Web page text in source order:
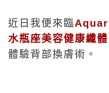
近日我便來臨
水瓶座美容健康纖
體驗背部換膚術。